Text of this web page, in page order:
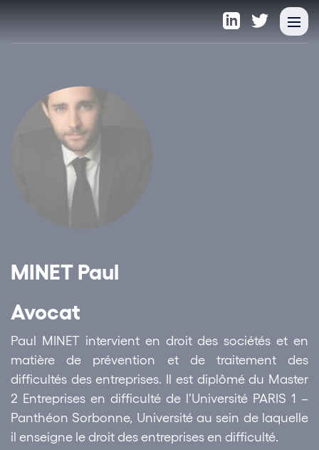
MINET Paul
Avocat
Paul MINET intervient en droit des sociétés et en
matière de prévention et de traitement des
difficultés des entreprises. Il est diplômé du Master
2 Entreprises en difficulté de l’Université PARIS 1 –
Panthéon Sorbonne, Université au sein de laquelle
il enseigne le droit des entreprises en difficulté.